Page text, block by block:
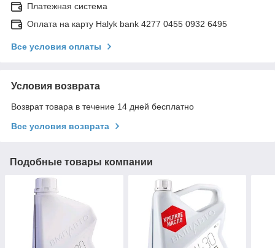
Платежная система
Оплата на карту Halyk bank 4277 0455 0932 6495
Все условия оплаты
Условия возврата
Возврат товара в течение 14 дней бесплатно
Все условия возврата
Подобные товары компании